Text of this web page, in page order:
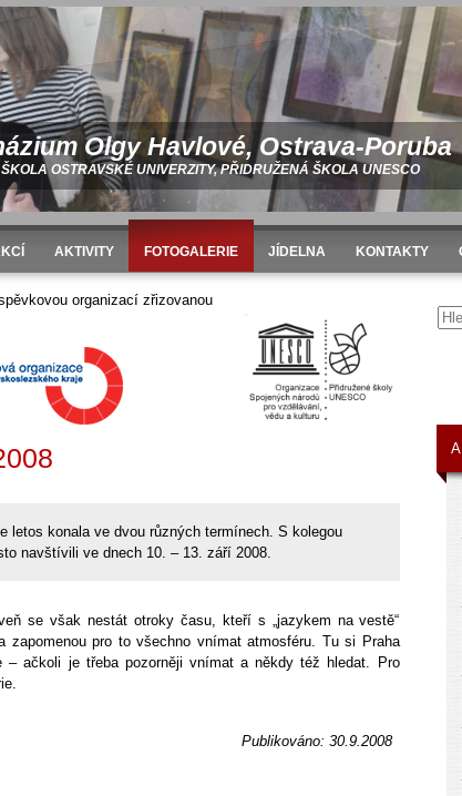
Olgy Havlové, Ostrava-Poruba
OSTRAVSKÉ UNIVERZITY, PŘIDRUŽENÁ ŠKOLA UNESCO
AKTIVITY FOTOGALERIE JÍDELNA KONTAKTY
- 2008 organizací zřizovanou
letos konala ve dvou různých termínech. S kolegou
navštívili ve dnech 10. – 13. září 2008.
se však nestát otroky času, kteří s „jazykem na vestě“
zapomenou pro to všechno vnímat atmosféru. Tu si Praha
– ačkoli je třeba pozorněji vnímat a někdy též hledat. Pro
Publikováno: 30.9.2008